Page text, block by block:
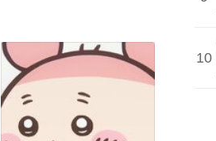
10